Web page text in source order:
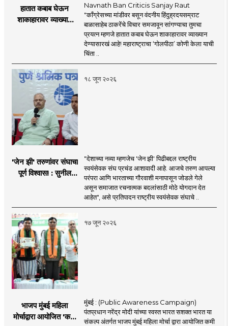
हातात कबाब घेऊन
शाकाहारावर व्याख्यान
Navnath Ban Criticis Sanjay Raut
"काँग्रेसच्या मांडीवर बसून वंदनीय हिंदुह्रदयसम्राट
बाळासाहेब ठाकरेंचे विचार समजावून सांगण्याचा तुमचा
प्रयत्न म्हणजे हातात कबाब घेऊन शाकाहारावर व्याख्यान
देण्यासारखं आहे! महाराष्ट्राचा ‘गोलपीठा’ कोणी केला याची
चिंता ..
१८ जून २०२६
'जेन झी' तरुणांवर संघाचा
पूर्ण विश्वास! : सुनील
"देशाच्या नव्या म्हणजेच 'जेन झी' पिढीबद्दल राष्ट्रीय
स्वयंसेवक संघ प्रचंड आशावादी आहे. आजचे तरुण आपल्या
परंपरा आणि भारताच्या गौरवाशी मनापासून जोडले गेले
असून समाजात रचनात्मक बदलांसाठी मोठे योगदान देत
आहेत", असे प्रतिपादन राष्ट्रीय स्वयंसेवक संघाचे ..
१७ जून २०२६
भाजप मुंबई महिला
मोर्चाद्वारा आयोजित 'कमी
मुंबई : (Public Awareness Campaign)
पंतप्रधान नरेंद्र मोदी यांच्या स्वस्त भारत सशक्त भारत या
संकल्प अंतर्गत भाजप मुंबई महिला मोर्चा द्वारा आयोजित कमी